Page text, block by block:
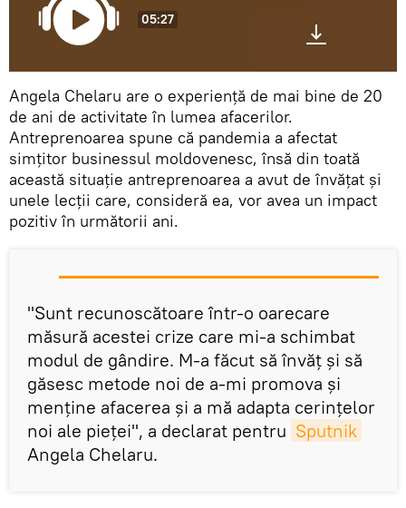
05:27
Angela Chelaru are o experiență de mai bine de 20
de ani de activitate în lumea afacerilor.
Antreprenoarea spune că pandemia a afectat
simțitor businessul moldovenesc, însă din toată
această situație antreprenoarea a avut de învățat și
unele lecții care, consideră ea, vor avea un impact
pozitiv în următorii ani.
"Sunt recunoscătoare într-o oarecare
măsură acestei crize care mi-a schimbat
modul de gândire. M-a făcut să învăț și să
găsesc metode noi de a-mi promova și
menține afacerea și a mă adapta cerințelor
noi ale pieței", a declarat pentru Sputnik
Angela Chelaru.